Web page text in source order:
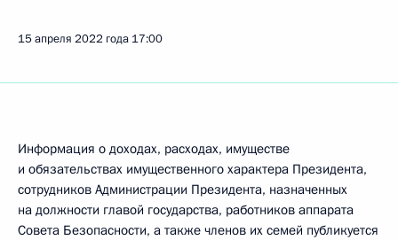
15 апреля 2022 года 17:00
Информация о доходах, расходах, имуществе
и обязательствах имущественного характера Президента,
сотрудников Администрации Президента, назначенных
на должности главой государства, работников аппарата
Совета Безопасности, а также членов их семей публикуется